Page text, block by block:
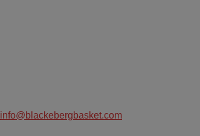
info@blackebergbasket.com